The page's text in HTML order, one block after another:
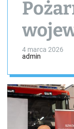
2025
4 marca 2026
admin